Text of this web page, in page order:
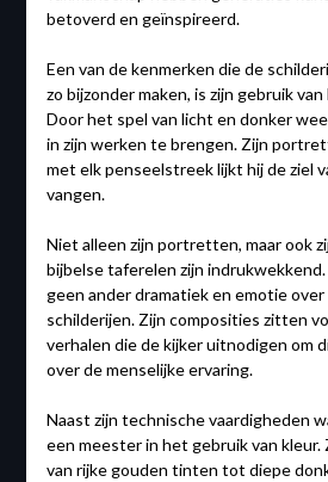
betoverd en geïnspireerd.
Een van de kenmerken die de
zo bijzonder maken, is zijn gebruik
Door het spel van licht en donker
in zijn werken te brengen. Zijn
met elk penseelstreek lijkt hij de ziel
vangen.
Niet alleen zijn portretten, maar ook
bijbelse taferelen zijn
geen ander dramatiek en emotie
schilderijen. Zijn composities zitten
verhalen die de kijker uitnodigen om
over de menselijke ervaring.
Naast zijn technische vaardigheden
een meester in het gebruik van kleur.
van rijke gouden tinten tot diepe